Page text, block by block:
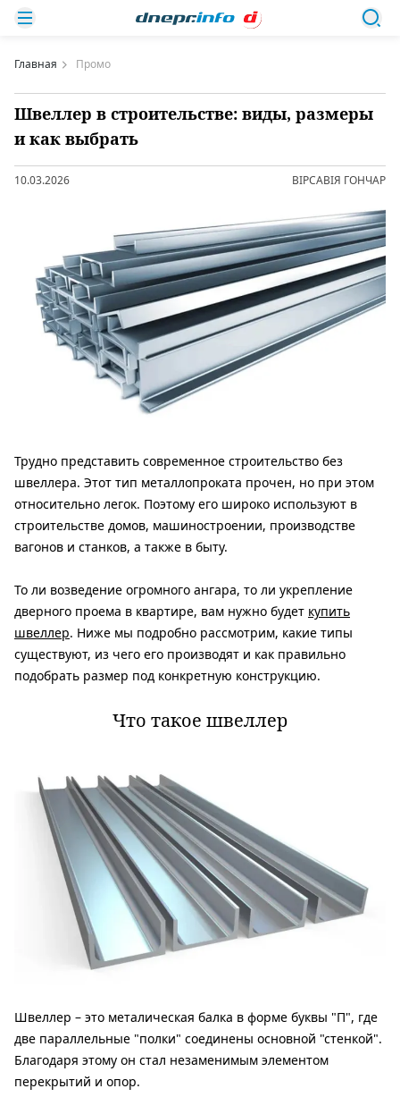
Главная Промо
Швеллер в строительстве: виды, размеры
и как выбрать
10.03.2026 ВІРСАВІЯ ГОНЧАР
Трудно представить современное строительство без
швеллера. Этот тип металлопроката прочен, но при этом
относительно легок. Поэтому его широко используют в
строительстве домов, машиностроении, производстве
вагонов и станков, а также в быту.
То ли возведение огромного ангара, то ли укрепление
дверного проема в квартире, вам нужно будет купить
швеллер. Ниже мы подробно рассмотрим, какие типы
существуют, из чего его производят и как правильно
подобрать размер под конкретную конструкцию.
Что такое швеллер
Швеллер – это металическая балка в форме буквы "П", где
две параллельные "полки" соединены основной "стенкой".
Благодаря этому он стал незаменимым элементом
перекрытий и опор.